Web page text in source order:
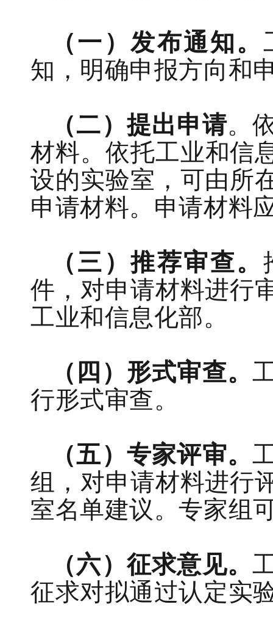
（一）发布通知。
知， 明确申报方向和
（二）提出申请。
材料。 依托工业和信
设的实验室，可由所
申请材料。 申请材料
（三）推荐审查。
件， 对申请材料进行
工业和信息化部。
（四） 形式审查。
行形式审查。
（五） 专家评审。
组，对申请材料进行
室名单建议。专家组
（六）征求意见。
征求对拟通过认定实